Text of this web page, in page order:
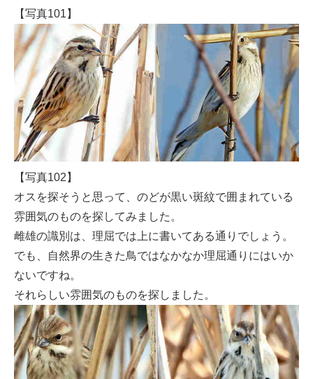
【写真101】
【写真102】
オスを探そうと思って、のどが黒い斑紋で囲まれている
雰囲気のものを探してみました。
雌雄の識別は、理屈では上に書いてある通りでしょう。
でも、自然界の生きた鳥ではなかなか理屈通りにはいか
ないですね。
それらしい雰囲気のものを探しました。